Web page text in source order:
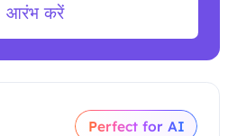
आरंभ करें
Perfect for AI